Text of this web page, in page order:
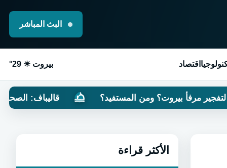
البث المباشر
اقتصاد بيروت ☀ 29°
ومن المستفيد؟ قاليباف: الصحفيون مجاهدون..
الأكثر قراءة